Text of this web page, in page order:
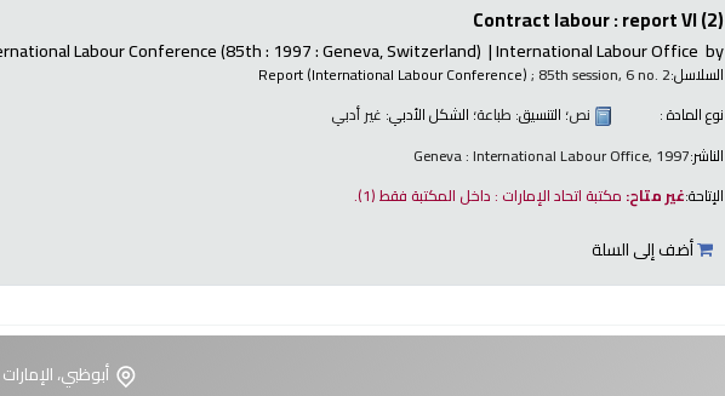
Contract labour : report VI (2)
by
International Labour Office
Labour Conference(85th : 1997 : Geneva, Switzerland)
السلاسل: Report (International Labour Conference); 85th session, 6 no. 2
نوع المادة :
نص؛ التنسيق: طباعة؛ الشكل الأدبي: غير أدبي
الناشر:Geneva : International Labour Office, 1997
الإتاحة:غير متاح: مكتبة اتحاد الإمارات : داخل المكتبة فقط(1).
أضف إلى السلة
أبوظبي،